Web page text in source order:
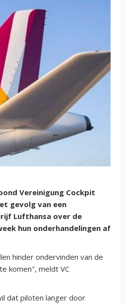
Vereinigung Cockpit
gevolg van een
Lufthansa over de
hun onderhandelingen af
hinder ondervinden van de
komen", meldt VC
dat piloten langer door